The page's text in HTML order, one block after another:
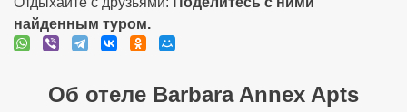
найденным туром.
Об отеле Barbara Annex Apts